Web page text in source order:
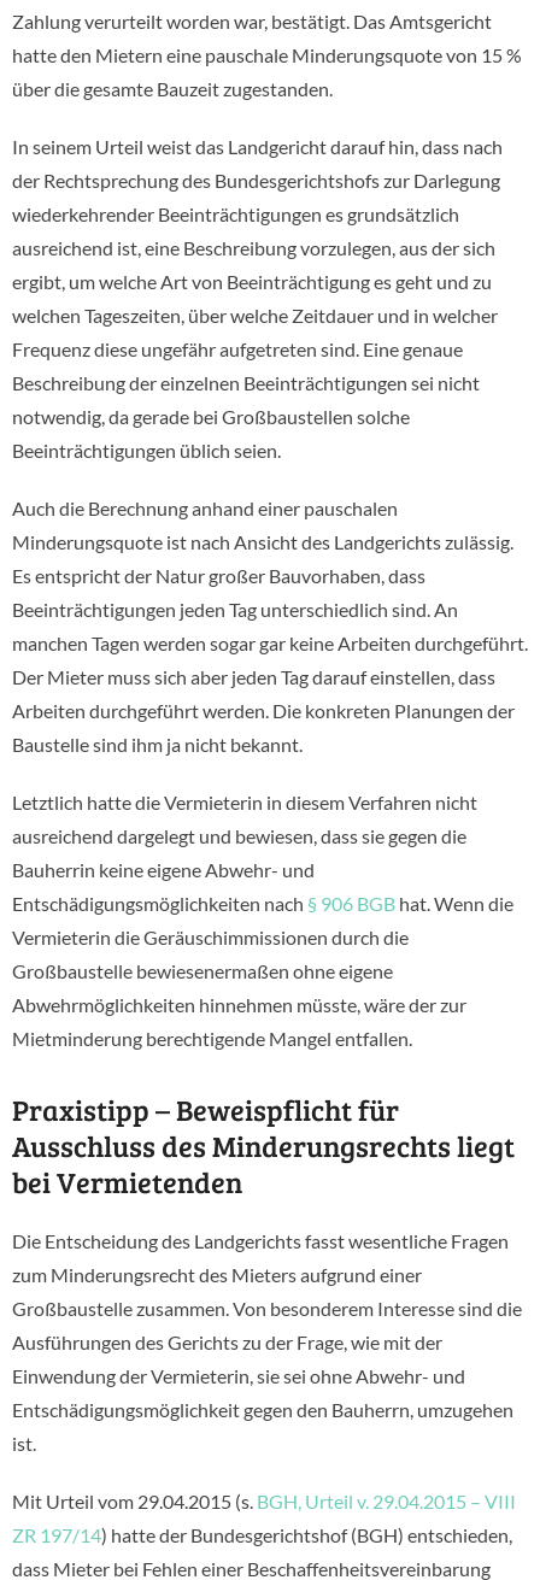
Zahlung verurteilt worden war, bestätigt. Das Amtsgericht
hatte den Mietern eine pauschale Minderungsquote von 15 %
über die gesamte Bauzeit zugestanden.
In seinem Urteil weist das Landgericht darauf hin, dass nach
der Rechtsprechung des Bundesgerichtshofs zur Darlegung
wiederkehrender Beeinträchtigungen es grundsätzlich
ausreichend ist, eine Beschreibung vorzulegen, aus der sich
ergibt, um welche Art von Beeinträchtigung es geht und zu
welchen Tageszeiten, über welche Zeitdauer und in welcher
Frequenz diese ungefähr aufgetreten sind. Eine genaue
Beschreibung der einzelnen Beeinträchtigungen sei nicht
notwendig, da gerade bei Großbaustellen solche
Beeinträchtigungen üblich seien.
Auch die Berechnung anhand einer pauschalen
Minderungsquote ist nach Ansicht des Landgerichts zulässig.
Es entspricht der Natur großer Bauvorhaben, dass
Beeinträchtigungen jeden Tag unterschiedlich sind. An
manchen Tagen werden sogar gar keine Arbeiten durchgeführt.
Der Mieter muss sich aber jeden Tag darauf einstellen, dass
Arbeiten durchgeführt werden. Die konkreten Planungen der
Baustelle sind ihm ja nicht bekannt.
Letztlich hatte die Vermieterin in diesem Verfahren nicht
ausreichend dargelegt und bewiesen, dass sie gegen die
Bauherrin keine eigene Abwehr- und
Entschädigungsmöglichkeiten nach § 906 BGB hat. Wenn die
Vermieterin die Geräuschimmissionen durch die
Großbaustelle bewiesenermaßen ohne eigene
Abwehrmöglichkeiten hinnehmen müsste, wäre der zur
Mietminderung berechtigende Mangel entfallen.
Praxistipp – Beweispflicht für
Ausschluss des Minderungsrechts liegt
bei Vermietenden
Die Entscheidung des Landgerichts fasst wesentliche Fragen
zum Minderungsrecht des Mieters aufgrund einer
Großbaustelle zusammen. Von besonderem Interesse sind die
Ausführungen des Gerichts zu der Frage, wie mit der
Einwendung der Vermieterin, sie sei ohne Abwehr- und
Entschädigungsmöglichkeit gegen den Bauherrn, umzugehen
ist.
Mit Urteil vom 29.04.2015 (s. BGH, Urteil v. 29.04.2015 – VIII
ZR 197/14) hatte der Bundesgerichtshof (BGH) entschieden,
dass Mieter bei Fehlen einer Beschaffenheitsvereinbarung